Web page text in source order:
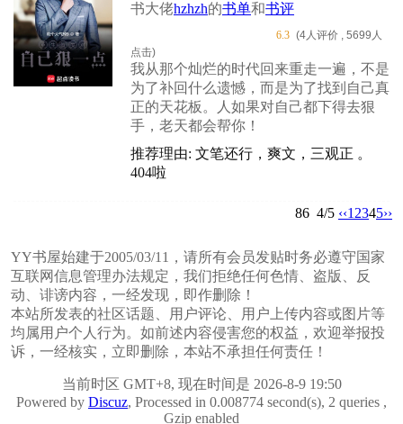
书大佬hzhzh的书单和书评
6.3 (4人评价 , 5699人
点击)
我从那个灿烂的时代回来重走一遍，不是
为了补回什么遗憾，而是为了找到自己真
正的天花板。人如果对自己都下得去狠
手，老天都会帮你！
推荐理由: 文笔还行，爽文，三观正 。
404啦
86 4/5 ‹‹1 2345››
YY书屋始建于2005/03/11，请所有会员发贴时务必遵守国家
互联网信息管理办法规定，我们拒绝任何色情、盗版、反
动、诽谤内容，一经发现，即作删除！
本站所发表的社区话题、用户评论、用户上传内容或图片等
均属用户个人行为。如前述内容侵害您的权益，欢迎举报投
诉，一经核实，立即删除，本站不承担任何责任！
当前时区 GMT+8, 现在时间是 2026-8-9 19:50
Powered by Discuz, Processed in 0.008774 second(s), 2 queries ,
Gzip enabled